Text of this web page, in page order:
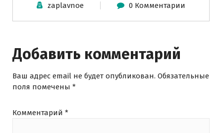
zaplavnoe 0 Комментарии
Добавить комментарий
Ваш адрес email не будет опубликован. Обязательные
поля помечены *
Комментарий *